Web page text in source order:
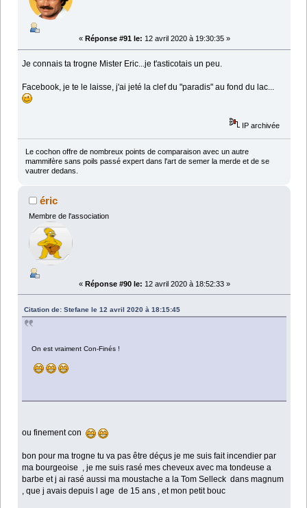
« Réponse #91 le: 12 avril 2020 à 19:30:35 »
Je connais ta trogne Mister Eric...je t'asticotais un peu.
Facebook, je te le laisse, j'ai jeté la clef du "paradis" au fond du lac...
IP archivée
Le cochon offre de nombreux points de comparaison avec un autre
mammifère sans poils passé expert dans l'art de semer la merde et de se
vautrer dedans.
éric
Membre de l'association
« Réponse #90 le: 12 avril 2020 à 18:52:33 »
Citation de: Stefane le 12 avril 2020 à 18:15:45
On est vraiment Con-Finés !
ou finement con
bon pour ma trogne tu va pas être déçus je me suis fait incendier par
ma bourgeoise , je me suis rasé mes cheveux avec ma tondeuse a
barbe et j ai rasé aussi ma moustache a la Tom Selleck dans magnum
, que j avais depuis l age de 15 ans , et mon petit bouc